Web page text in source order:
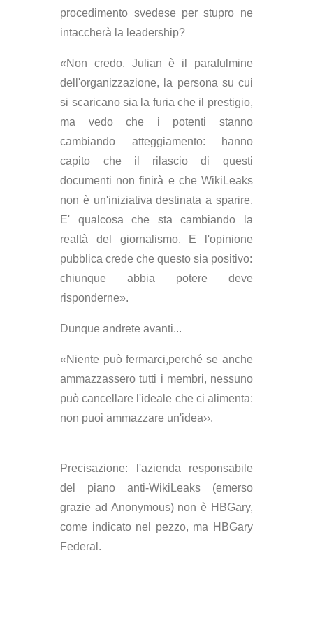
procedimento svedese per stupro ne
intaccherà la leadership?
«Non credo. Julian è il parafulmine
dell'organizzazione, la persona su cui
si scaricano sia la furia che il prestigio,
ma vedo che i potenti stanno
cambiando atteggiamento: hanno
capito che il rilascio di questi
documenti non finirà e che WikiLeaks
non è un'iniziativa destinata a sparire.
E' qualcosa che sta cambiando la
realtà del giornalismo. E l'opinione
pubblica crede che questo sia positivo:
chiunque abbia potere deve
risponderne».
Dunque andrete avanti...
«Niente può fermarci,perché se anche
ammazzassero tutti i membri, nessuno
può cancellare l'ideale che ci alimenta:
non puoi ammazzare un'idea››.
Precisazione: l'azienda responsabile
del piano anti-WikiLeaks (emerso
grazie ad Anonymous) non è HBGary,
come indicato nel pezzo, ma HBGary
Federal.